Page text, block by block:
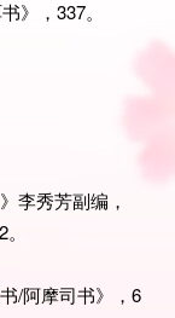
》，337。
李秀芳副编，
/阿摩司书》，6